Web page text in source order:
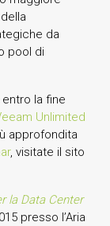
da
pool di
la fine
Unlimited
approfondita
, visitate il sito
la Data Center
presso l’Aria